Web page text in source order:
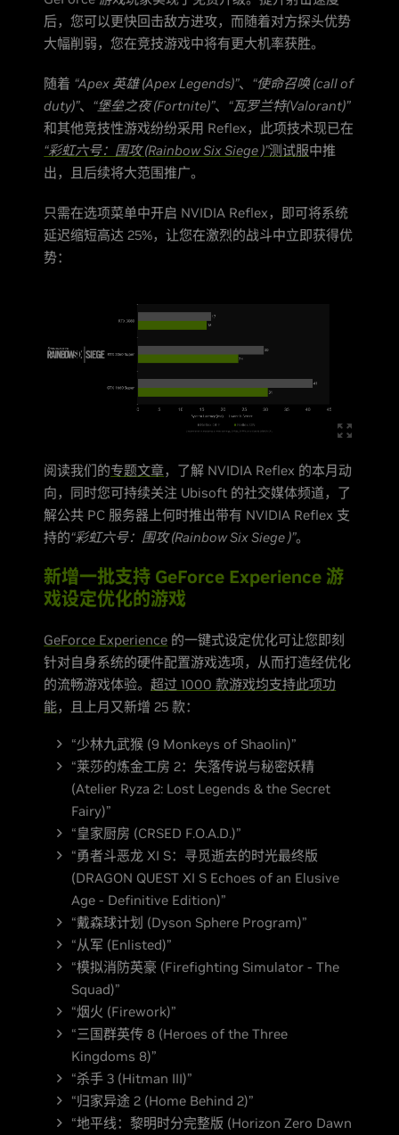
后，您可以更快回击敌方进攻，而随着对方探头优势
大幅削弱，您在竞技游戏中将有更大机率获胜。
随着 “Apex 英雄 (Apex Legends)”、 “使命召唤 (call of
duty)”、 “堡垒之夜 (Fortnite)”、 “瓦罗兰特(Valorant)”
和其他竞技性游戏纷纷采用 Reflex，此项技术现已在
“彩虹六号：围攻 (Rainbow Six Siege )”测试服中推
出，且后续将大范围推广。
只需在选项菜单中开启 NVIDIA Reflex，即可将系统
延迟缩短高达 25%，让您在激烈的战斗中立即获得优
势：
阅读我们的专题文章，了解 NVIDIA Reflex 的本月动
向，同时您可持续关注 Ubisoft 的社交媒体频道，了
解公共 PC 服务器上何时推出带有 NVIDIA Reflex 支
持的“彩虹六号：围攻 (Rainbow Six Siege )”。
新增一批支持 GeForce Experience 游
戏设定优化的游戏
GeForce Experience 的一键式设定优化可让您即刻
针对自身系统的硬件配置游戏选项，从而打造经优化
的流畅游戏体验。超过 1000 款游戏均支持此项功
能，且上月又新增 25 款：
“少林九武猴 (9 Monkeys of Shaolin)”
“莱莎的炼金工房 2：失落传说与秘密妖精
(Atelier Ryza 2: Lost Legends & the Secret
Fairy)”
“皇家厨房 (CRSED F.O.A.D.)”
“勇者斗恶龙 XI S：寻觅逝去的时光最终版
(DRAGON QUEST XI S Echoes of an Elusive
Age - Definitive Edition)”
“戴森球计划 (Dyson Sphere Program)”
“从军 (Enlisted)”
“模拟消防英豪 (Firefighting Simulator - The
Squad)”
“烟火 (Firework)”
“三国群英传 8 (Heroes of the Three
Kingdoms 8)”
“杀手 3 (Hitman III)”
“归家异途 2 (Home Behind 2)”
“地平线：黎明时分完整版 (Horizon Zero Dawn